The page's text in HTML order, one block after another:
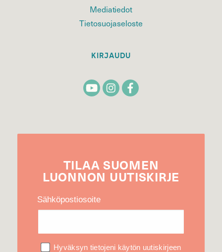
Mediatiedot
Tietosuojaseloste
KIRJAUDU
TILAA SUOMEN
LUONNON UUTIS­KIRJE
Sähköpostiosoite
Hyväksyn tietojeni käytön uutiskirjeen